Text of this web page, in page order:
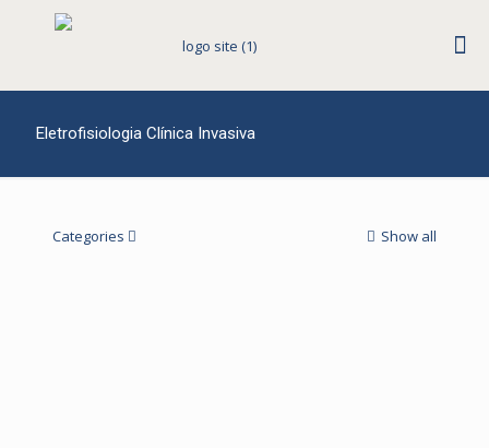
Eletrofisiologia Clínica Invasiva
Categories Show all